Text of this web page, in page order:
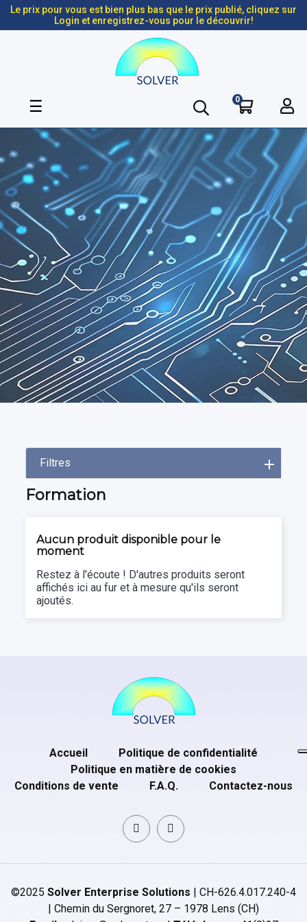
Le prix pour vous est bien plus bas que le prix publié, cliquez sur
Login et enregistrez-vous pour le découvrir!
Basculer
navigation
☰ 0
Filtres
Formation
Aucun produit disponible pour le
moment
Restez à l'écoute ! D'autres produits seront
affichés ici au fur et à mesure qu'ils seront
ajoutés.
Accueil
Politique de confidentialité
Politique en matière de cookies
Conditions de vente
F.A.Q. Contactez-nous
©2025 Solver Enterprise Solutions | CH-626.4.017.240-4
| Chemin du Sergnoret, 27 – 1978 Lens (CH)